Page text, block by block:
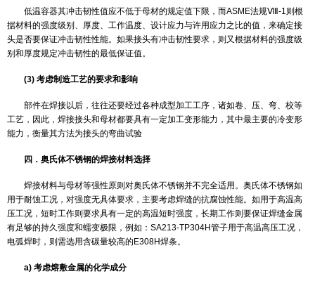
能力和切削性能、高温综合性能等。焊接工艺则根据母材的焊接性差
接材料的工艺性能良好，并具有相应的抗裂纹等缺陷的能力。
3.合理的经济性
在满足上述各种使用性能、制造性能的最低要求的同时，应选择
焊接材料，以降低制造成本，提高经济效益。例如，重要部件的低碳
焊时，应优先选用碱性药皮焊条，因为碱性焊条脱氧、脱硫充分，且
具有良好的焊缝金属抗裂性能及冲击韧性。而对于一些非重要部件，
焊条，因为酸性焊条既具有良好的工艺性，又满足非重要部件的性能
三． 素钢、低合金钢焊接材料的选择
(1) 等强性原则
焊接接头作为部件的一部分，其焊缝抗拉强度应不小于母材标准